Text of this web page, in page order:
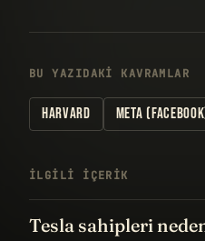
BU YAZIDAKI KAVRAMLAR
HARVARD META
İLGILI IÇERIK
Tesla sahipleri